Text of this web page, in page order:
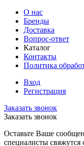
О нас
Бренды
Доставка
Вопрос-ответ
Каталог
Контакты
Политика
Вход
Регистрация
Заказать звонок
Заказать звонок
Оставьте Ваше
специалисты